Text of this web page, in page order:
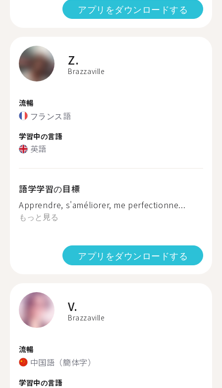
アプリをダウンロードする
Z.
Brazzaville
流暢
フランス語
学習中の言語
英語
語学学習の目標
Apprendre, s'améliorer, me perfectionne...
もっと見る
アプリをダウンロードする
V.
Brazzaville
流暢
中国語（簡体字）
学習中の言語